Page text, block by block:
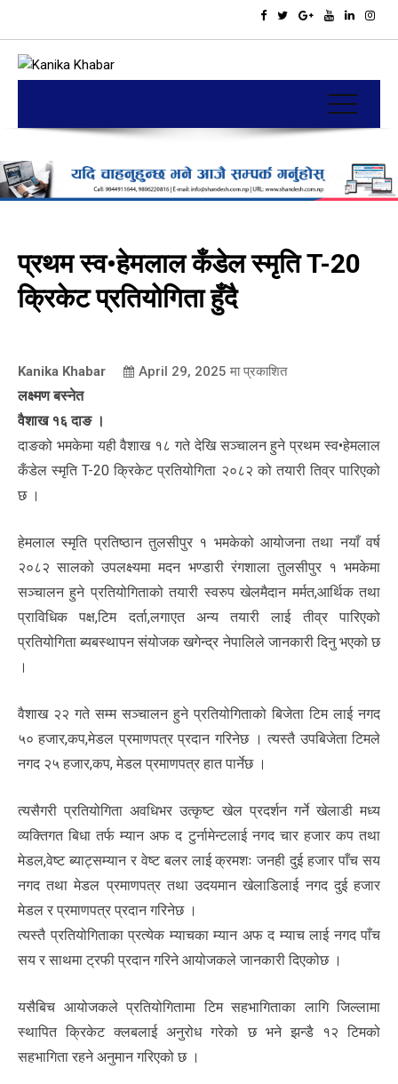
प्रथम स्व•हेमलाल कँडेल स्मृति T-20
क्रिकेट प्रतियोगिता हुँदै
Kanika Khabar April 29, 2025 मा प्रकाशित
लक्ष्मण बस्नेत
वैशाख १६ दाङ ।
दाङको भमकेमा यही वैशाख १८ गते देखि सञ्चालन हुने प्रथम स्व•हेमलाल
कँडेल स्मृति T-20 क्रिकेट प्रतियोगिता २०८२ को तयारी तिव्र पारिएको
छ ।
हेमलाल स्मृति प्रतिष्ठान तुलसीपुर १ भमकेको आयोजना तथा नयाँ वर्ष
२०८२ सालको उपलक्ष्यमा मदन भण्डारी रंगशाला तुलसीपुर १ भमकेमा
सञ्चालन हुने प्रतियोगिताको तयारी स्वरुप खेलमैदान मर्मत,आर्थिक तथा
प्राविधिक पक्ष,टिम दर्ता,लगाएत अन्य तयारी लाई तीव्र पारिएको
प्रतियोगिता ब्यबस्थापन संयोजक खगेन्द्र नेपालिले जानकारी दिनु भएको छ
।
वैशाख २२ गते सम्म सञ्चालन हुने प्रतियोगिताको बिजेता टिम लाई नगद
५० हजार,कप,मेडल प्रमाणपत्र प्रदान गरिनेछ । त्यस्तै उपबिजेता टिमले
नगद २५ हजार,कप, मेडल प्रमाणपत्र हात पार्नेछ ।
त्यसैगरी प्रतियोगिता अवधिभर उत्कृष्ट खेल प्रदर्शन गर्ने खेलाडी मध्य
व्यक्तिगत बिधा तर्फ म्यान अफ द टुर्नामेन्टलाई नगद चार हजार कप तथा
मेडल,वेष्ट ब्याट्सम्यान र वेष्ट बलर लाई क्रमशः जनही दुई हजार पाँच सय
नगद तथा मेडल प्रमाणपत्र तथा उदयमान खेलाडिलाई नगद दुई हजार
मेडल र प्रमाणपत्र प्रदान गरिनेछ ।
त्यस्तै प्रतियोगिताका प्रत्येक म्याचका म्यान अफ द म्याच लाई नगद पाँच
सय र साथमा ट्रफी प्रदान गरिने आयोजकले जानकारी दिएकोछ ।
यसैबिच आयोजकले प्रतियोगितामा टिम सहभागिताका लागि जिल्लामा
स्थापित क्रिकेट क्लबलाई अनुरोध गरेको छ भने झन्डै १२ टिमको
सहभागिता रहने अनुमान गरिएको छ ।